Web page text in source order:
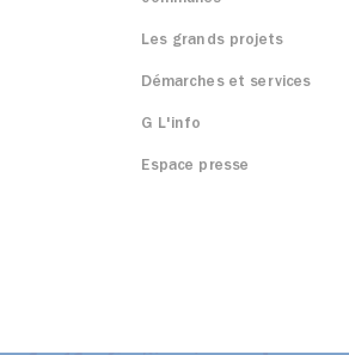
Les grands projets
Démarches et services
G L'info
Espace presse